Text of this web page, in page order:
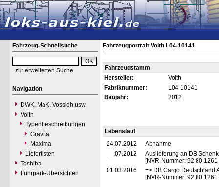
Fahrzeug-Schnellsuche
zur erweiterten Suche
Navigation
DWK, MaK, Vossloh usw.
Voith
Typenbeschreibungen
Gravita
Maxima
Lieferlisten
Toshiba
Fuhrpark-Übersichten
Fahrzeugportrait Voith L04-10141
Fahrzeugstamm
Hersteller:
Voith
Fabriknummer:
L04-10141
Baujahr:
2012
Lebenslauf
24.07.2012
Abnahme
__.07.2012
Auslieferung an DB
[NVR-Nummer: 92 80
01.03.2016
=> DB Cargo Deutschland
[NVR-Nummer: 92 80